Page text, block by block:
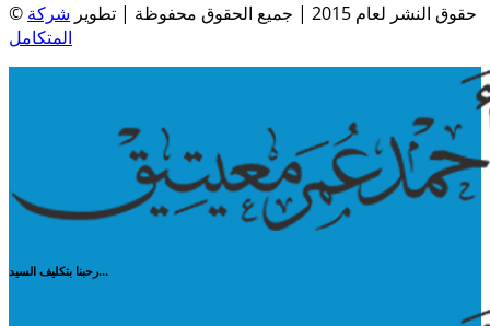
© حقوق النشر لعام 2015 | جميع الحقوق محفوظة | تطوير
شركة
المتكامل
رحبنا بتكليف السيد...